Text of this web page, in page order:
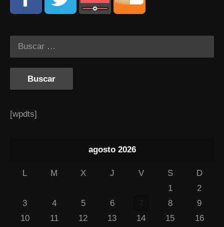
[wpdts]
agosto 2026
L M X J V S
D
1
2
3
4 5 6 8
9
10
11 12 13 14 15
16